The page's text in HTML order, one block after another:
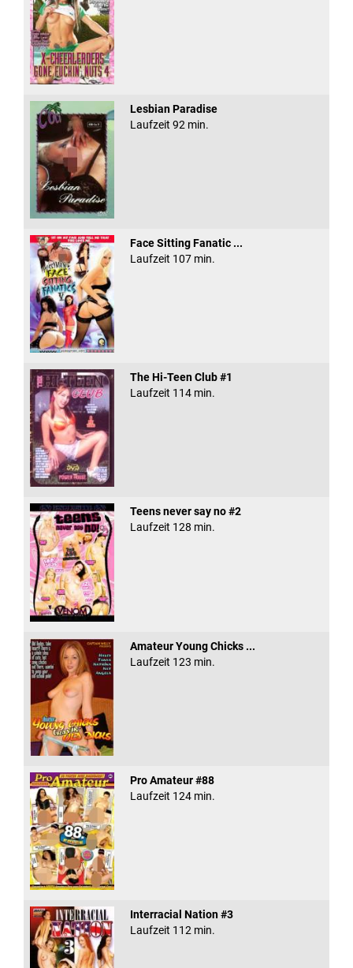
Lesbian Paradise
Laufzeit 92 min.
Face Sitting Fanatic ...
Laufzeit 107 min.
The Hi-Teen Club #1
Laufzeit 114 min.
Teens never say no #2
Laufzeit 128 min.
Amateur Young Chicks ...
Laufzeit 123 min.
Pro Amateur #88
Laufzeit 124 min.
Interracial Nation #3
Laufzeit 112 min.